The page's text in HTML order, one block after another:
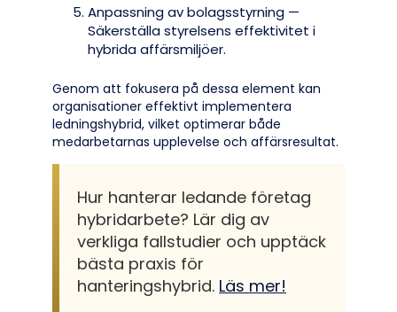
Anpassning av bolagsstyrning —
Säkerställa styrelsens effektivitet i
hybrida affärsmiljöer.
Genom att fokusera på dessa element kan
organisationer effektivt implementera
ledningshybrid, vilket optimerar både
medarbetarnas upplevelse och affärsresultat.
Hur hanterar ledande företag
hybridarbete? Lär dig av
verkliga fallstudier och upptäck
bästa praxis för
hanteringshybrid. Läs mer!